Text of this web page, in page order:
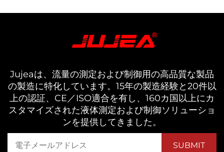
Jujeaは、流量の測定および制御用の高品質な製品
の製造に特化しています。15年の製造経験と20件以
上の認証、CE／ISO適合を有し、160カ国以上にカ
スタマイズされた液体測定および制御ソリューショ
ンを提供してきました。